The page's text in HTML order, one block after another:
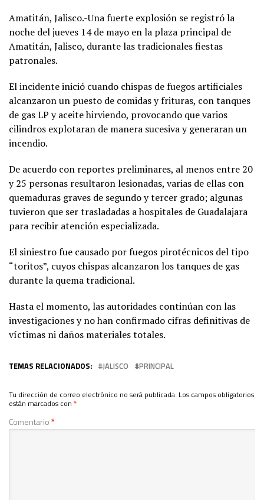
Amatitán, Jalisco.-Una fuerte explosión se registró la
noche del jueves 14 de mayo en la plaza principal de
Amatitán, Jalisco, durante las tradicionales fiestas
patronales.
El incidente inició cuando chispas de fuegos artificiales
alcanzaron un puesto de comidas y frituras, con tanques
de gas LP y aceite hirviendo, provocando que varios
cilindros explotaran de manera sucesiva y generaran un
incendio.
De acuerdo con reportes preliminares, al menos entre 20
y 25 personas resultaron lesionadas, varias de ellas con
quemaduras graves de segundo y tercer grado; algunas
tuvieron que ser trasladadas a hospitales de Guadalajara
para recibir atención especializada.
El siniestro fue causado por fuegos pirotécnicos del tipo
“toritos”, cuyos chispas alcanzaron los tanques de gas
durante la quema tradicional.
Hasta el momento, las autoridades continúan con las
investigaciones y no han confirmado cifras definitivas de
víctimas ni daños materiales totales.
TEMAS RELACIONADOS: JALISCO PRINCIPAL
Tu dirección de correo electrónico no será publicada. Los campos obligatorios
están marcados con *
Comentario*